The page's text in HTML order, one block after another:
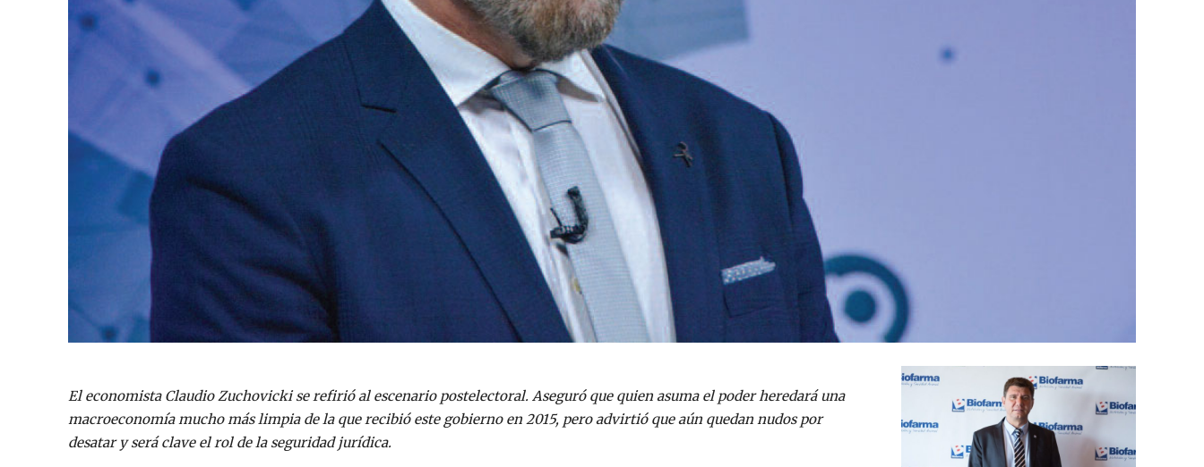
El economista Claudio Zuchovicki se refirió al escenario postelectoral. Aseguró que quien asuma el poder heredará una
macroeconomía mucho más limpia de la que recibió este gobierno en 2015, pero advirtió que aún quedan nudos por
desatar y será clave el rol de la seguridad jurídica.